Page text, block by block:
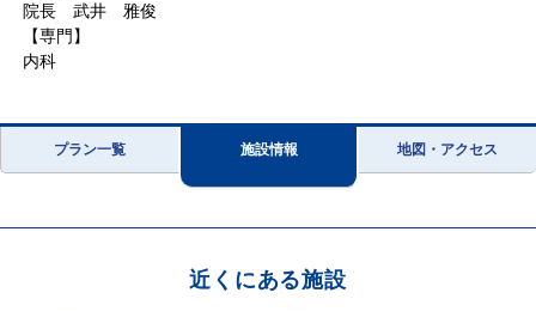
院長 武井 雅俊
【専門】
内科
プラン一覧 施設情報 地図・アクセス
近くにある施設